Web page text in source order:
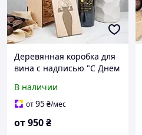
Деревянная коробка для
вина с надписью "С Днем
В наличии
от95₴/мес
от950₴